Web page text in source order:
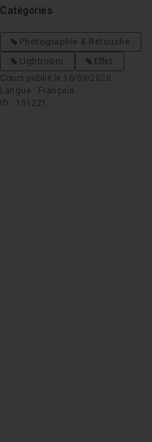
Catégories
Photographie & Retouche
Lightroom
Effet
Cours publié le 16/09/2020
Langue : Français
ID : 151221